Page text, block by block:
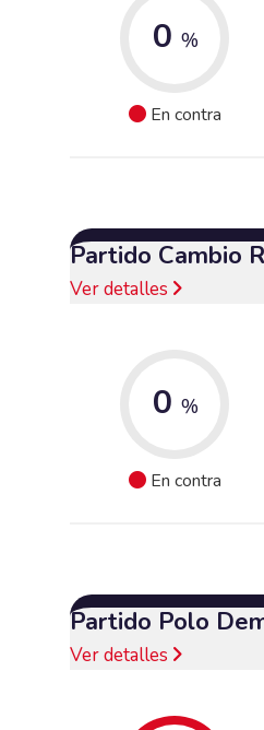
0 %
En contra
Partido Cambio
Ver detalles
0 %
En contra
Partido Polo
Ver detalles